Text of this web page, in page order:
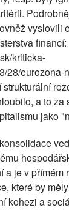
vyslovili
financí:
kriticka-
28/eurozona-
a to za
jako
a je v přímém
které by
kohezi a